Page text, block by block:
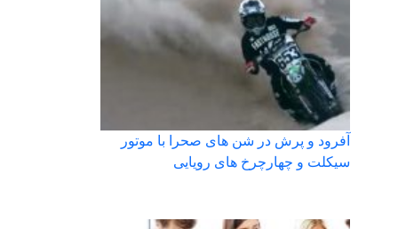
آفرود و پرش در شن های صحرا با موتور
سیکلت و چهارچرخ های رویایی